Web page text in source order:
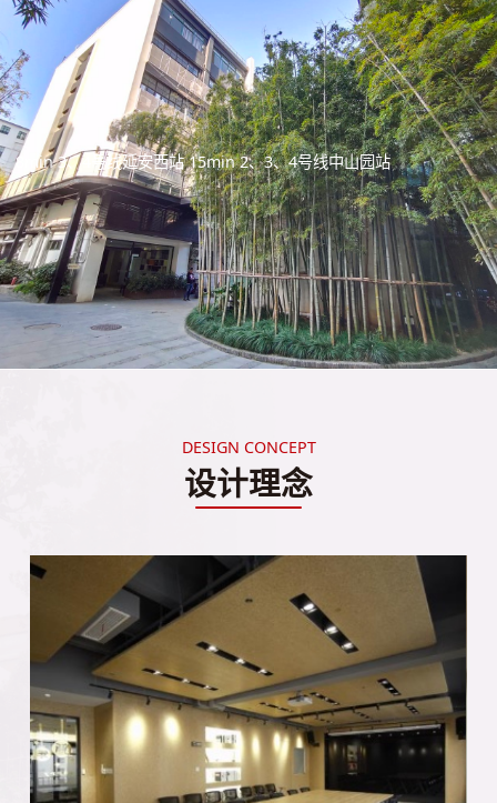
8min 3、4号线延安西站 15min 2、3、4号线中山园站
DESIGN CONCEPT
设计理念